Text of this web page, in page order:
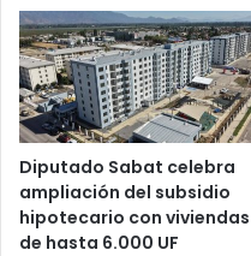
Diputado Sabat celebra
ampliación del subsidio
hipotecario con viviendas
de hasta 6.000 UF